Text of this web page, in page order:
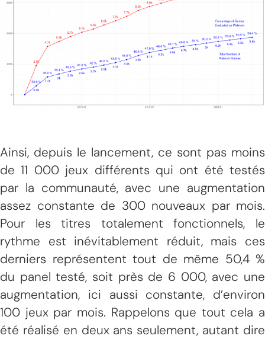
Ainsi, depuis le lancement, ce sont pas moins
de 11 000 jeux différents qui ont été testés
par la communauté, avec une augmentation
assez constante de 300 nouveaux par mois.
Pour les titres totalement fonctionnels, le
rythme est inévitablement réduit, mais ces
derniers représentent tout de même 50,4 %
du panel testé, soit près de 6 000, avec une
augmentation, ici aussi constante, d’environ
100 jeux par mois. Rappelons que tout cela a
été réalisé en deux ans seulement, autant dire